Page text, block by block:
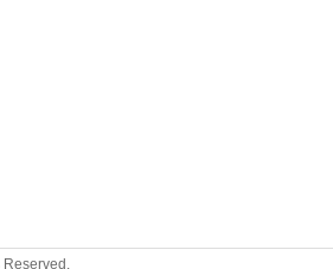
Reserved.